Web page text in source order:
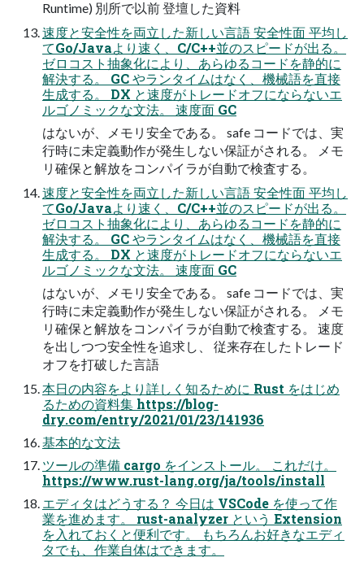
Runtime) 別所で以前 登壇した資料
速度と安全性を両立した新しい言語 安全性面 平均し
てGo/Javaより速く、C/C++並のスピードが出る。
ゼロコスト抽象化により、あらゆるコードを静的に
解決する。 GC やランタイムはなく、機械語を直接
生成する。 DX と速度がトレードオフにならないエ
ルゴノミックな文法。 速度面 GC
はないが、メモリ安全である。 safe コードでは、実
行時に未定義動作が発生しない保証がされる。 メモ
リ確保と解放をコンパイラが自動で検査する。
速度と安全性を両立した新しい言語 安全性面 平均し
てGo/Javaより速く、C/C++並のスピードが出る。
ゼロコスト抽象化により、あらゆるコードを静的に
解決する。 GC やランタイムはなく、機械語を直接
生成する。 DX と速度がトレードオフにならないエ
ルゴノミックな文法。 速度面 GC
はないが、メモリ安全である。 safe コードでは、実
行時に未定義動作が発生しない保証がされる。 メモ
リ確保と解放をコンパイラが自動で検査する。 速度
を出しつつ安全性を追求し、 従来存在したトレード
オフを打破した言語
本日の内容をより詳しく知るために Rust をはじめ
るための資料集 https://blog-
dry.com/entry/2021/01/23/141936
基本的な文法
ツールの準備 cargo をインストール。 これだけ。
https://www.rust-lang.org/ja/tools/install
エディタはどうする？ 今日は VSCode を使って作
業を進めます。 rust-analyzer という Extension
を入れておくと便利です。 もちろんお好きなエディ
タでも、作業自体はできます。